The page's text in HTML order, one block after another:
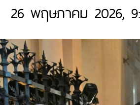
26 พฤษภาคม 2026,